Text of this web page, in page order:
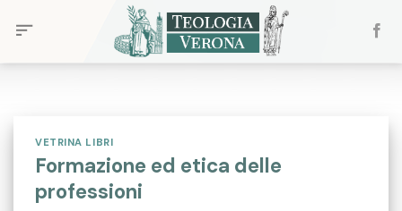
VETRINA LIBRI
Formazione ed etica delle
professioni